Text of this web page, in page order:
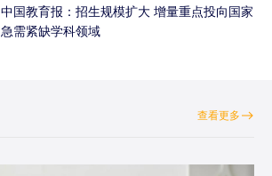
中国教育报：招生规模扩大 增量重点投向国家
急需紧缺学科领域
查看更多